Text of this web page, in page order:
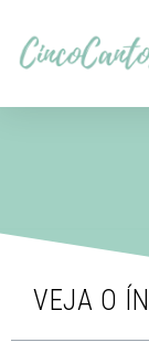
VEJA O